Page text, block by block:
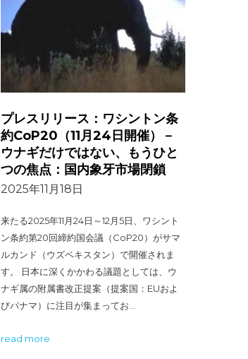
プレスリリース：ワシントン条
約CoP20（11月24日開催）－
ウナギだけではない、もうひと
つの焦点：国内象牙市場閉鎖
2025年11月18日
来たる2025年11月24日～12月5日、ワシント
ン条約第20回締約国会議（CoP20）がサマ
ルカンド（ウズベキスタン）で開催されま
す。 日本に深くかかわる議題としては、ウ
ナギ属の附属書改正提案（提案国：EUおよ
びパナマ）に注目が集まってお…
read more